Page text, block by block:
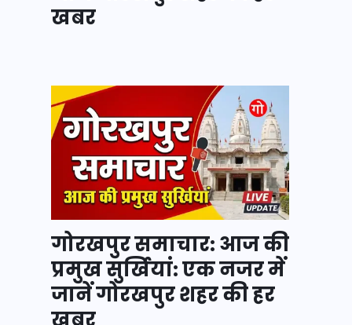
खबर
गोरखपुर समाचार: आज की
प्रमुख सुर्खियां: एक नजर में
जानें गोरखपुर शहर की हर